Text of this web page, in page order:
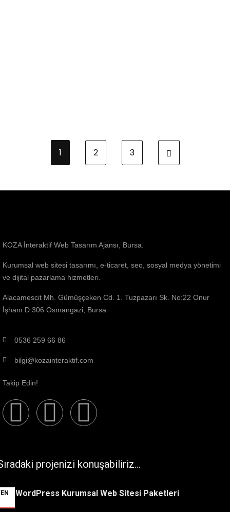
1 2 3
KOZA İnteraktif Web Tasarım Ajansı, Bursa.
Kurumsal web sitesi tasarımı, e-ticaret, seo, sosyal medya yönetimi
ve dijital pazarlama hizmetleri.
Alacamescit Mh. Gümüşçeken Cd. 1. Tuzpazarı Sk. No:22 Onur
İşhanı D:306 Osmangazi, Bursa
0536 259 66 86
bilgi@kozainteraktif.com
Takip Edin!
projenizi konuşabiliriz…
WordPress Kurumsal Web Sitesi Paketleri